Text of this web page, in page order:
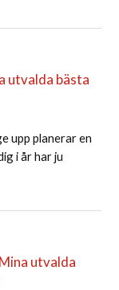
utvalda bästa
upp planerar en
i år har ju
Mina utvalda